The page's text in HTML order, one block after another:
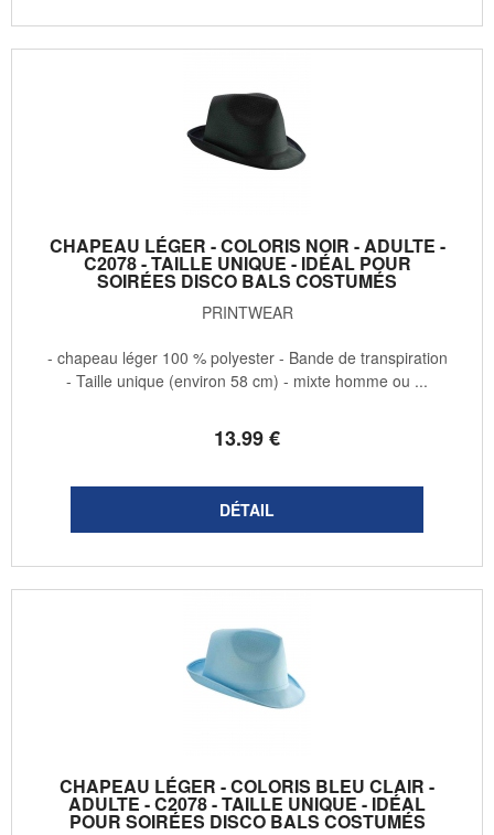
CHAPEAU LÉGER - COLORIS NOIR - ADULTE -
C2078 - TAILLE UNIQUE - IDÉAL POUR
SOIRÉES DISCO BALS COSTUMÉS
PRINTWEAR
13.99€
- chapeau léger 100 % polyester - Bande de transpiration
- Taille unique (environ 58 cm) - mixte homme ou ...
CHAPEAU LÉGER - COLORIS BLEU CLAIR -
ADULTE - C2078 - TAILLE UNIQUE - IDÉAL
POUR SOIRÉES DISCO BALS COSTUMÉS